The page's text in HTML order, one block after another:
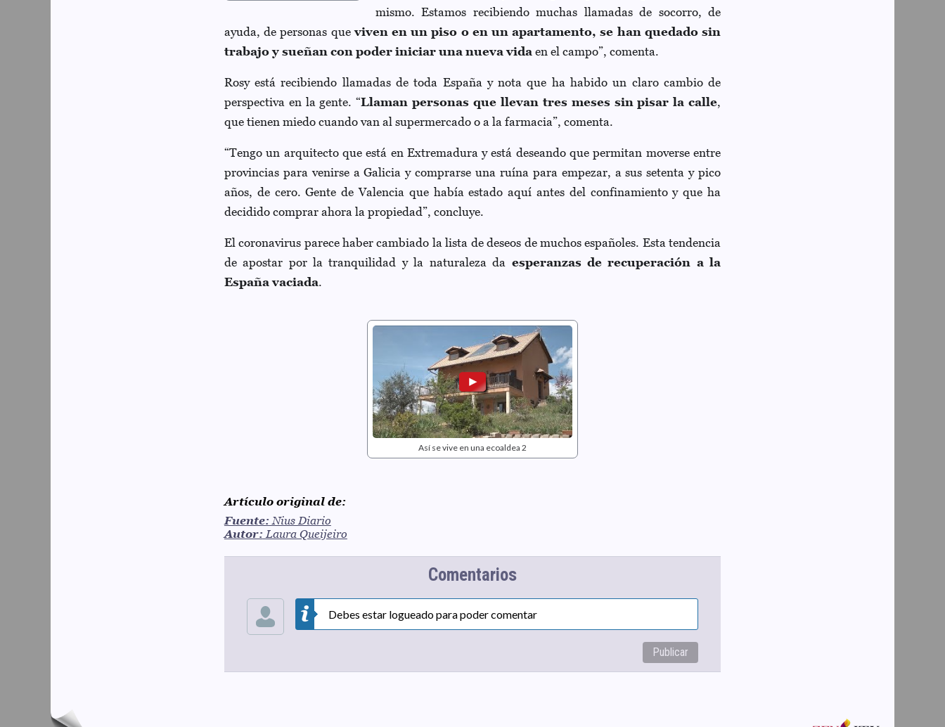
mismo. Estamos recibiendo muchas llamadas de socorro, de
ayuda, de personas queviven en un piso o en un apartamento, se han quedado sin
trabajo y sueñan con poder iniciar una nueva vidaen el campo”, comenta.
Rosy está recibiendo llamadas de toda España y nota que ha habido un claro cambio de
perspectiva en la gente. “Llaman personas que llevan tres meses sin pisar la calle,
que tienen miedo cuando van al supermercado o a la farmacia”, comenta.
“Tengo un arquitecto que está en Extremadura y está deseando que permitan moverse entre
provincias para venirse a Galicia y comprarse una ruína para empezar, a sus setenta y pico
años, de cero. Gente de Valencia que había estado aquí antes del confinamiento y que ha
decidido comprar ahora la propiedad”, concluye.
El coronavirus parece haber cambiado la lista de deseos de muchos españoles. Esta tendencia
de apostar por la tranquilidad y la naturaleza da esperanzas de recuperación a la
España vaciada.
Así se vive en una ecoaldea 2
Artículo original de:
Fuente: Nius Diario
Autor: Laura Queijeiro
Comentarios
Debes estar logueado para poder comentar
Publicar